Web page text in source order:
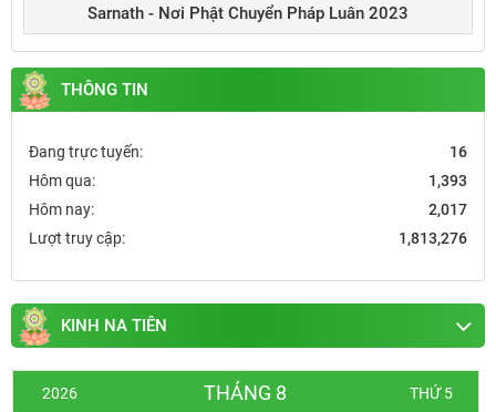
Sarnath - Nơi Phật Chuyển Pháp Luân 2023
THÔNG TIN
Đang trực tuyến:
16
Hôm qua:
1,393
Hôm nay:
2,017
Lượt truy cập:
1,813,276
KINH NA TIÊN
2026 THÁNG 8 THỨ 5